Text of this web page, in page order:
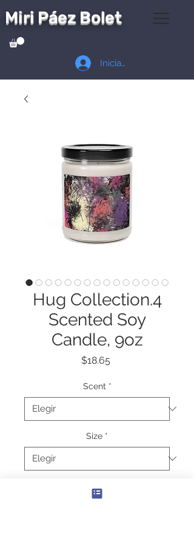
Miri Páez Bolet
Iniciar sesión
Hug Collection.4
Scented Soy
Candle, 9oz
$18.65Precio
Scent *
Size *